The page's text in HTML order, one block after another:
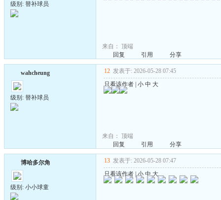
级别: 替补球员
来自： 顶端
回复
引用 分享
wahcheung
级别: 替补球员
12 发表于: 2026-05-28 07:45
只看该作者 小 中 大
来自： 顶端
回复
引用 分享
博哈多尔角
级别: 小小球童
13 发表于: 2026-05-28 07:47
只看该作者 |小 中 大